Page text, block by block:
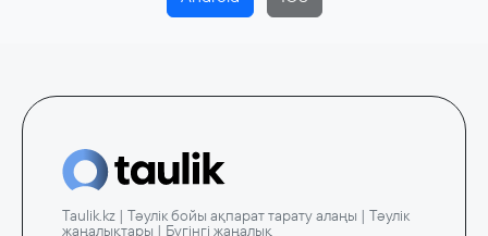
Taulik.kz | Тәулік бойы ақпарат тарату алаңы | Тәулік
жаңалықтары | Бүгінгі жаңалық